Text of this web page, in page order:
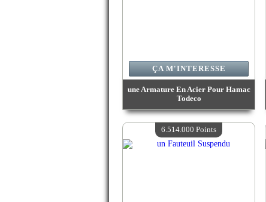
une Armature En Acier Pour Hamac
Todeco
Valeur :8 043 700 Points
Quantité Disponible :4
ÇA M'INTERESSE
6.514.000 Points